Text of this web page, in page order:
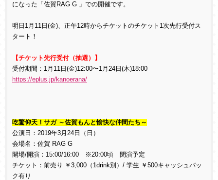
になった「佐賀RAG G 」での開催です。
明日1月11日(金)、正午12時からチケットのチケット1次先行受付ス
タート！
【チケット先行受付（抽選）】
受付期間：1月11日(金)12:00〜1月24日(木)18:00
https://eplus.jp/kanoerana/
吃驚仰天！サガ ～佐賀もんと愉快な仲間たち～
公演日：2019年3月24日（日）
会場名：佐賀 RAG G
開場/開演：15:00/16:00 ※20:00頃 閉演予定
チケット：前売り ￥3,000（1drink別）/ 学生 ￥500キャッシュバッ
ク有り